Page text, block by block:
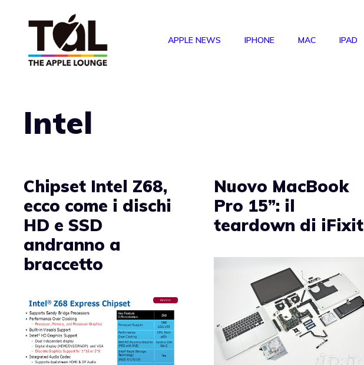
APPLE NEWS IPHONE MAC IPAD
Intel
Chipset Intel Z68,
ecco come i dischi
HD e SSD
andranno a
braccetto
Nuovo MacBook
Pro 15”: il
teardown di iFixit